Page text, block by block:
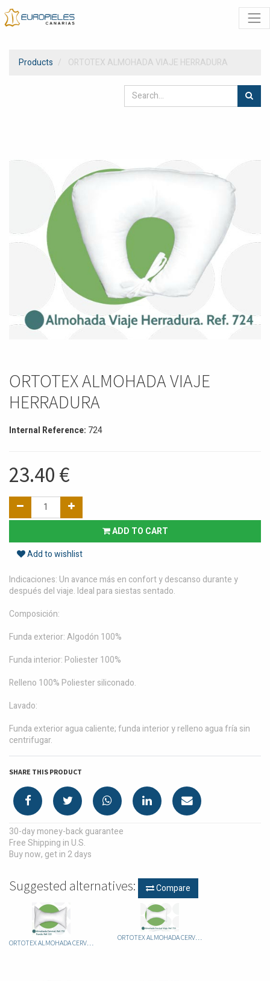
Products ORTOTEX ALMOHADA VIAJE HERRADURA
ORTOTEX ALMOHADA VIAJE
HERRADURA
Internal Reference: 724
23.40 €
ADD TO CART
Add to wishlist
Indicaciones: Un avance más en confort y descanso durante y
después del viaje. Ideal para siestas sentado.
Composición:
Funda exterior: Algodón 100%
Funda interior: Poliester 100%
Relleno 100% Poliester siliconado.
Lavado:
Funda exterior agua caliente; funda interior y relleno agua fría sin
centrifugar.
SHARE THIS PRODUCT
30-day money-back guarantee
Free Shipping in U.S.
Buy now, get in 2 days
Suggested alternatives: Compare